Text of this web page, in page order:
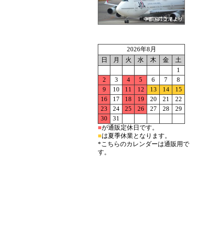
2026年8月
日
月 火 水 木 金
土
1
2
3 4 5 6 7
8
9
10 11 12 13 14
15
16
17 18 19 20 21
22
23
24 25 26 27 28
29
30
31
■が通販定休日です。
■は夏季休業となります。
*こちらのカレンダーは通販用で
す。